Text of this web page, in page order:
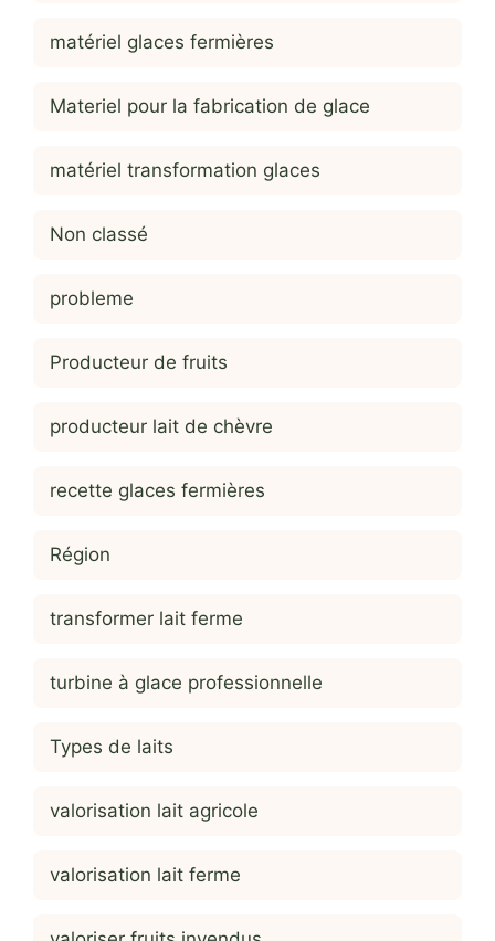
matériel glaces fermières
Materiel pour la fabrication de glace
matériel transformation glaces
Non classé
probleme
Producteur de fruits
producteur lait de chèvre
recette glaces fermières
Région
transformer lait ferme
turbine à glace professionnelle
Types de laits
valorisation lait agricole
valorisation lait ferme